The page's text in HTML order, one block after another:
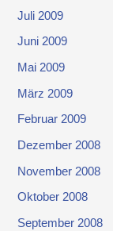
Juli 2009
Juni 2009
Mai 2009
März 2009
Februar 2009
Dezember 2008
November 2008
Oktober 2008
September 2008